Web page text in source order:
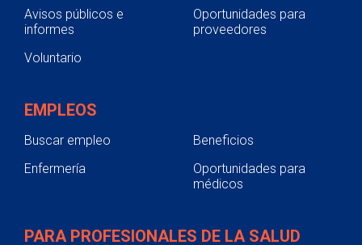
Grupos de apoyo
Encuentre recursos comunitarios
Visitantes del hospital
Atención espiritual
Avisos públicos e
informes
Oportunidades para
proveedores
Voluntario
EMPLEOS
Buscar empleo
Beneficios
Enfermería
Oportunidades para
médicos
PARA PROFESIONALES DE LA SALUD